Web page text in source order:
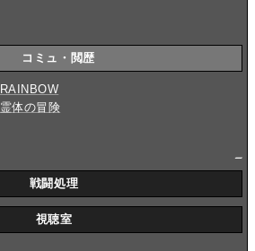
コミュ・閲歴
RAINBOW
霊体の冒険
戦闘処理
視聴室